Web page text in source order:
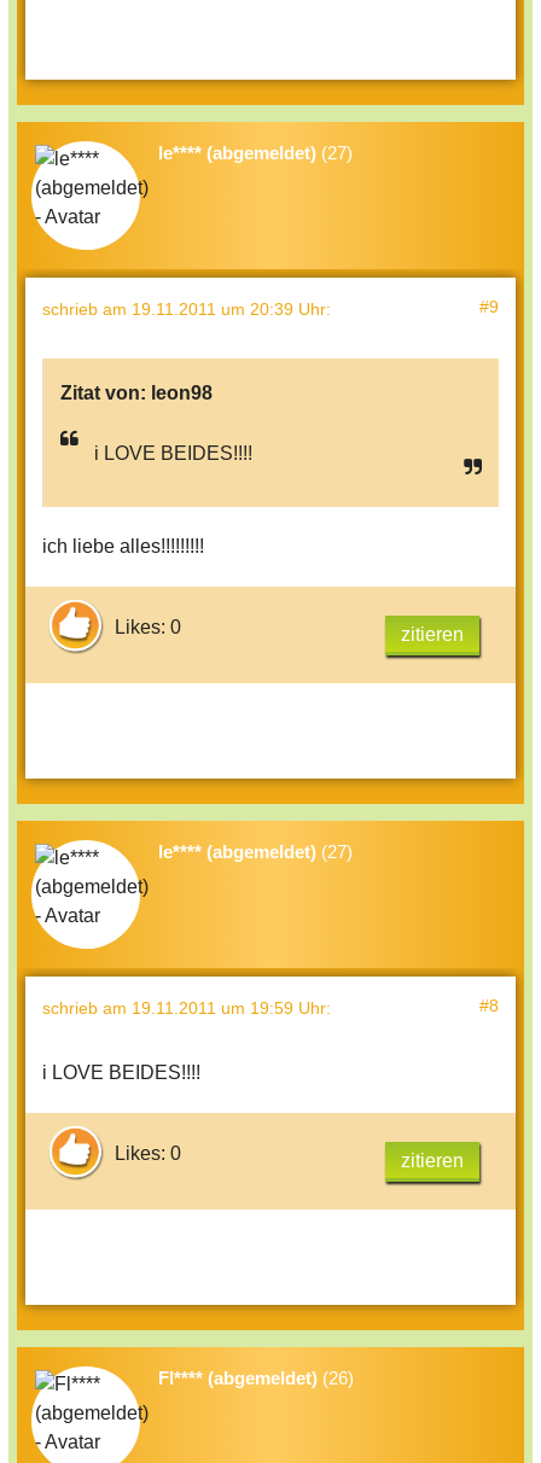
le**** (abgemeldet) (27)
schrieb am 19.11.2011 um 20:39 Uhr: #9
Zitat von: leon98
i LOVE BEIDES!!!!
ich liebe alles!!!!!!!!!
Likes: 0 zitieren
le**** (abgemeldet) (27)
schrieb am 19.11.2011 um 19:59 Uhr: #8
i LOVE BEIDES!!!!
Likes: 0 zitieren
Fl**** (abgemeldet) (26)